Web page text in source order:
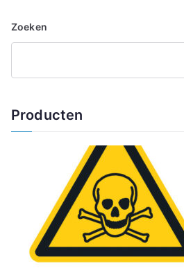
Zoeken
Producten